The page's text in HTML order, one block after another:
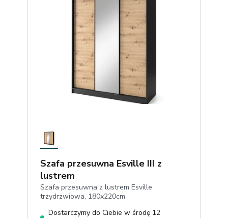
Szafa przesuwna Esville III z
lustrem
Szafa przesuwna z lustrem Esville
trzydrzwiowa, 180x220cm
Dostarczymy do Ciebie w środę 12